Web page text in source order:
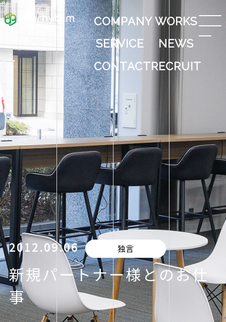
COMPANYWORKS
SERVICE
NEWS
CONTACTRECRUIT
2012.09.06 独言
新規パートナー様とのお仕
事